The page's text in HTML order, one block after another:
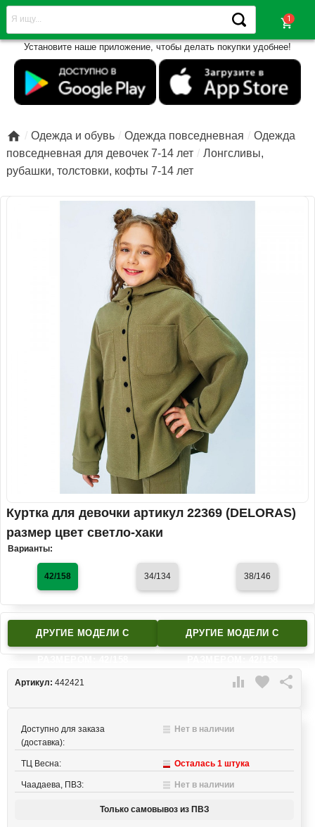
shopping_cart
Установите наше приложение, чтобы делать покупки удобнее!
 Одежда и обувь Одежда повседневная
Одежда
повседневная для девочек 7-14 лет
Лонгсливы,
рубашки, толстовки, кофты 7-14 лет
Куртка для девочки артикул 22369 (DELORAS)
размер цвет светло-хаки
Варианты:
42/158 34/134 38/146
ДРУГИЕ МОДЕЛИ C ДРУГИЕ МОДЕЛИ C
 favorite 
Артикул: 442421
Доступно для заказа
(доставка):
Нет в наличии
ТЦ Весна: Осталась 1 штука
Чаадаева, ПВЗ: Нет в наличии
Только самовывоз из ПВЗ